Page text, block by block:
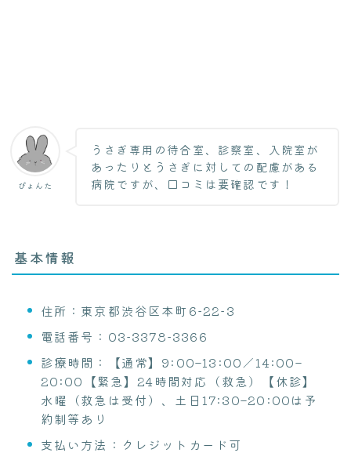
ぴょんた
うさぎ専用の待合室、診察室、入院室が
あったりとうさぎに対しての配慮がある
病院ですが、口コミは要確認です！
基本情報
住所：東京都渋谷区本町6‑22‑3
電話番号：03‑3378‑3366
診療時間：【通常】9:00–13:00／14:00–
20:00【緊急】24時間対応（救急）【休診】
水曜（救急は受付）、土日17:30–20:00は予
約制等あり
支払い方法：クレジットカード可